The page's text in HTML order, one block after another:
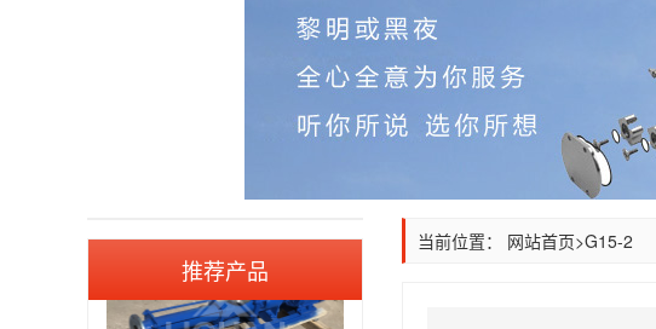
推荐产品
当前位置： 网站首页>G15-2